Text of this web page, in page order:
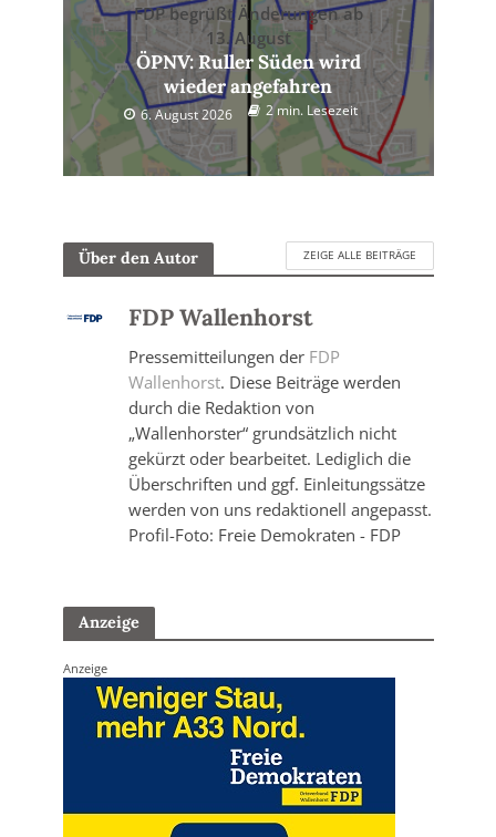
FDP begrüßt Änderungen ab
13. August
ÖPNV: Ruller Süden wird
wieder angefahren
6. August 2026 2 min. Lesezeit
Über den Autor ZEIGE ALLE BEITRÄGE
FDP Wallenhorst
Pressemitteilungen der FDP
Wallenhorst. Diese Beiträge werden
durch die Redaktion von
„Wallenhorster“ grundsätzlich nicht
gekürzt oder bearbeitet. Lediglich die
Überschriften und ggf. Einleitungssätze
werden von uns redaktionell angepasst.
Profil-Foto: Freie Demokraten - FDP
Anzeige
Anzeige